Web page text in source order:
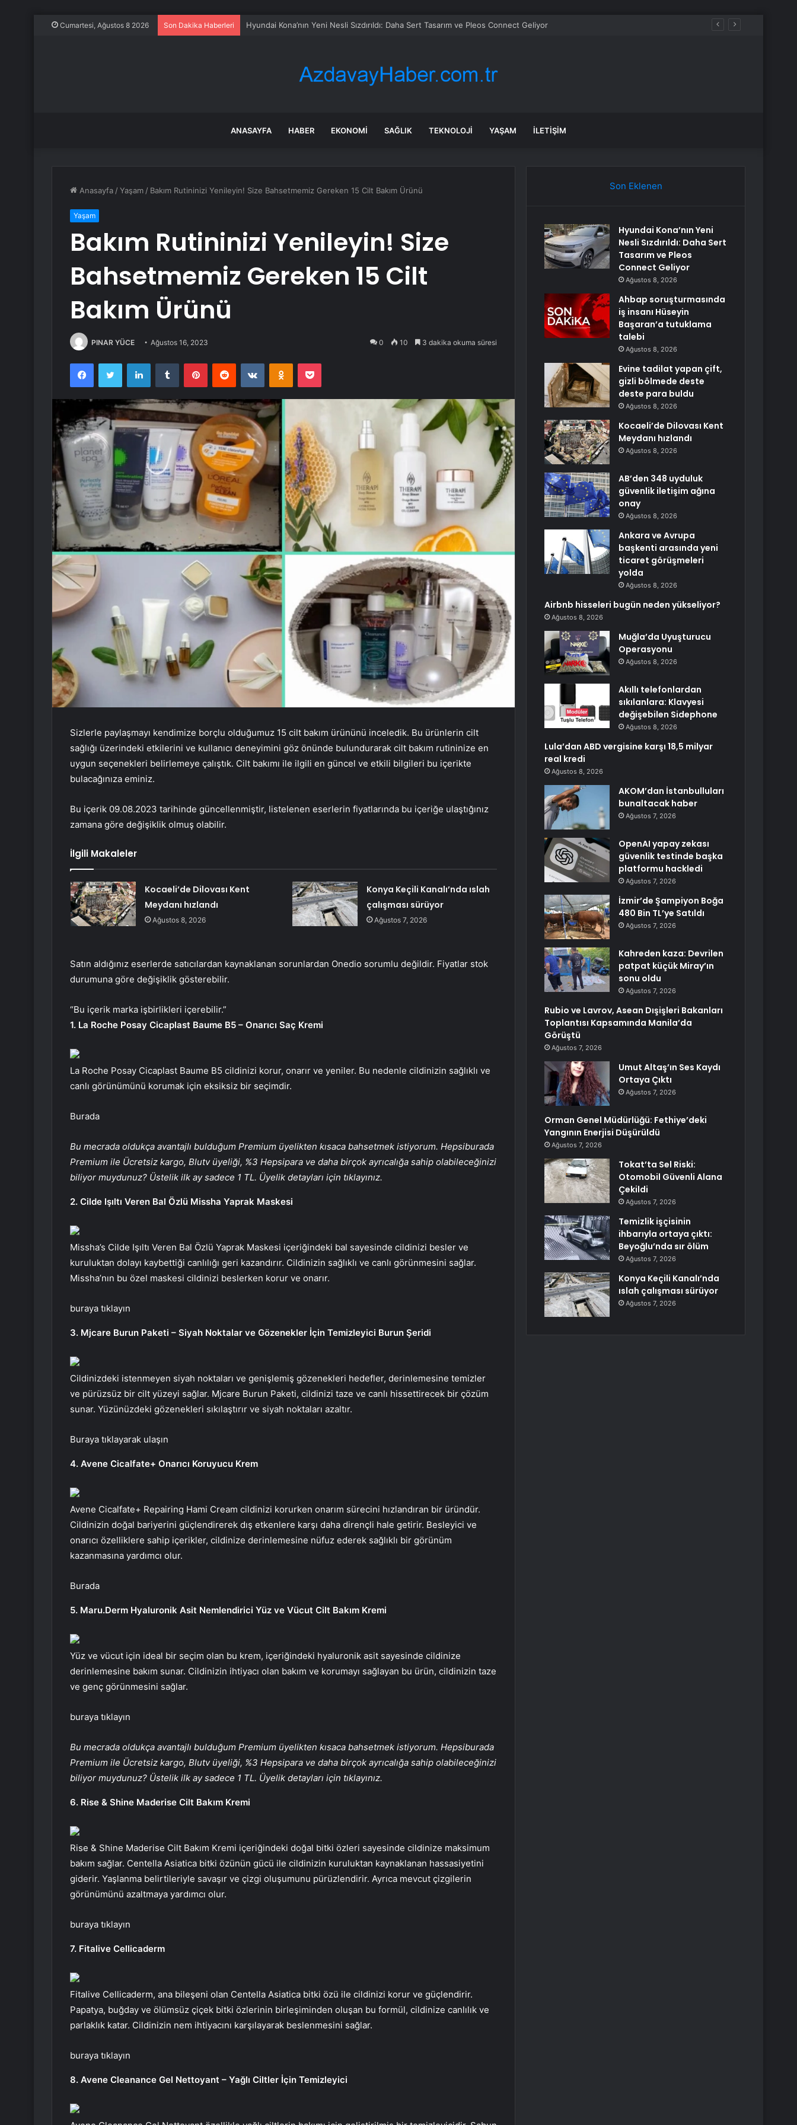
Cumartesi, Ağustos 8 2026 Son Dakika Haberleri Ahbap soruşturmasında iş insanı Hüseyin Başaran’a tutuklama talebi
ANASAYFA HABER EKONOMI SAĞLIK TEKNOLOJI YAŞAM İLETIŞIM
Anasayfa /Yaşam / Bakım Rutininizi Yenileyin! Size Bahsetmemiz Gereken 15 Cilt Bakım Ürünü
Yaşam
Bakım Rutininizi Yenileyin! Size
Bahsetmemiz Gereken 15 Cilt
Bakım Ürünü
PINAR YÜCE Ağustos 16, 2023 0 10 3 dakika okuma süresi
FacebookTwitter LinkedInTumblr PinterestReddit VKontakteOdnoklassniki
Pocket
Sizlerle paylaşmayı kendimize borçlu olduğumuz 15 cilt bakım ürününü inceledik. Bu ürünlerin cilt
sağlığı üzerindeki etkilerini ve kullanıcı deneyimini göz önünde bulundurarak cilt bakım rutininize en
uygun seçenekleri belirlemeye çalıştık. Cilt bakımı ile ilgili en güncel ve etkili bilgileri bu içerikte
bulacağınıza eminiz.
Bu içerik 09.08.2023 tarihinde güncellenmiştir, listelenen eserlerin fiyatlarında bu içeriğe ulaştığınız
zamana göre değişiklik olmuş olabilir.
İlgili Makaleler
Kocaeli’de Dilovası Kent
Meydanı hızlandı
Ağustos 8, 2026
Konya Keçili Kanalı’nda ıslah
çalışması sürüyor
Ağustos 7, 2026
Satın aldığınız eserlerde satıcılardan kaynaklanan sorunlardan Onedio sorumlu değildir. Fiyatlar stok
durumuna göre değişiklik gösterebilir.
“Bu içerik marka işbirlikleri içerebilir.”
1. La Roche Posay Cicaplast Baume B5 – Onarıcı Saç Kremi
La Roche Posay Cicaplast Baume B5 cildinizi korur, onarır ve yeniler. Bu nedenle cildinizin sağlıklı ve
canlı görünümünü korumak için eksiksiz bir seçimdir.
Burada
Bu mecrada oldukça avantajlı bulduğum Premium üyelikten kısaca bahsetmek istiyorum. Hepsiburada
Premium ile Ücretsiz kargo, Blutv üyeliği, %3 Hepsipara ve daha birçok ayrıcalığa sahip olabileceğinizi
biliyor muydunuz? Üstelik ilk ay sadece 1 TL. Üyelik detayları için tıklayınız.
2. Cilde Işıltı Veren Bal Özlü Missha Yaprak Maskesi
Missha’s Cilde Işıltı Veren Bal Özlü Yaprak Maskesi içeriğindeki bal sayesinde cildinizi besler ve
kuruluktan dolayı kaybettiği canlılığı geri kazandırır. Cildinizin sağlıklı ve canlı görünmesini sağlar.
Missha’nın bu özel maskesi cildinizi beslerken korur ve onarır.
buraya tıklayın
3. Mjcare Burun Paketi – Siyah Noktalar ve Gözenekler İçin Temizleyici Burun Şeridi
Cildinizdeki istenmeyen siyah noktaları ve genişlemiş gözenekleri hedefler, derinlemesine temizler
ve pürüzsüz bir cilt yüzeyi sağlar. Mjcare Burun Paketi, cildinizi taze ve canlı hissettirecek bir çözüm
sunar. Yüzünüzdeki gözenekleri sıkılaştırır ve siyah noktaları azaltır.
Buraya tıklayarak ulaşın
4. Avene Cicalfate+ Onarıcı Koruyucu Krem
Avene Cicalfate+ Repairing Hami Cream cildinizi korurken onarım sürecini hızlandıran bir üründür.
Cildinizin doğal bariyerini güçlendirerek dış etkenlere karşı daha dirençli hale getirir. Besleyici ve
onarıcı özelliklere sahip içerikler, cildinize derinlemesine nüfuz ederek sağlıklı bir görünüm
kazanmasına yardımcı olur.
Burada
5. Maru.Derm Hyaluronik Asit Nemlendirici Yüz ve Vücut Cilt Bakım Kremi
Yüz ve vücut için ideal bir seçim olan bu krem, içeriğindeki hyaluronik asit sayesinde cildinize
derinlemesine bakım sunar. Cildinizin ihtiyacı olan bakım ve korumayı sağlayan bu ürün, cildinizin taze
ve genç görünmesini sağlar.
buraya tıklayın
Bu mecrada oldukça avantajlı bulduğum Premium üyelikten kısaca bahsetmek istiyorum. Hepsiburada
Premium ile Ücretsiz kargo, Blutv üyeliği, %3 Hepsipara ve daha birçok ayrıcalığa sahip olabileceğinizi
biliyor muydunuz? Üstelik ilk ay sadece 1 TL. Üyelik detayları için tıklayınız.
6. Rise & Shine Maderise Cilt Bakım Kremi
Rise & Shine Maderise Cilt Bakım Kremi içeriğindeki doğal bitki özleri sayesinde cildinize maksimum
bakım sağlar. Centella Asiatica bitki özünün gücü ile cildinizin kuruluktan kaynaklanan hassasiyetini
giderir. Yaşlanma belirtileriyle savaşır ve çizgi oluşumunu pürüzlendirir. Ayrıca mevcut çizgilerin
görünümünü azaltmaya yardımcı olur.
buraya tıklayın
7. Fitalive Cellicaderm
Fitalive Cellicaderm, ana bileşeni olan Centella Asiatica bitki özü ile cildinizi korur ve güçlendirir.
Papatya, buğday ve ölümsüz çiçek bitki özlerinin birleşiminden oluşan bu formül, cildinize canlılık ve
parlaklık katar. Cildinizin nem ihtiyacını karşılayarak beslenmesini sağlar.
buraya tıklayın
8. Avene Cleanance Gel Nettoyant – Yağlı Ciltler İçin Temizleyici
Son Eklenen
Hyundai Kona’nın Yeni
Nesli Sızdırıldı: Daha Sert
Tasarım ve Pleos
Connect Geliyor
Ağustos 8, 2026
Ahbap soruşturmasında
iş insanı Hüseyin
Başaran’a tutuklama
talebi
Ağustos 8, 2026
Evine tadilat yapan çift,
gizli bölmede deste
deste para buldu
Ağustos 8, 2026
Kocaeli’de Dilovası Kent
Meydanı hızlandı
Ağustos 8, 2026
AB’den 348 uyduluk
güvenlik iletişim ağına
onay
Ağustos 8, 2026
Ankara ve Avrupa
başkenti arasında yeni
ticaret görüşmeleri
yolda
Ağustos 8, 2026
Airbnb hisseleri bugün neden yükseliyor?
Ağustos 8, 2026
Muğla’da Uyuşturucu
Operasyonu
Ağustos 8, 2026
Akıllı telefonlardan
sıkılanlara: Klavyesi
değişebilen Sidephone
Ağustos 8, 2026
Lula’dan ABD vergisine karşı 18,5 milyar
real kredi
Ağustos 8, 2026
AKOM’dan İstanbulluları
bunaltacak haber
Ağustos 7, 2026
OpenAI yapay zekası
güvenlik testinde başka
platformu hackledi
Ağustos 7, 2026
İzmir’de Şampiyon Boğa
480 Bin TL’ye Satıldı
Ağustos 7, 2026
Kahreden kaza: Devrilen
patpat küçük Miray’ın
sonu oldu
Ağustos 7, 2026
Rubio ve Lavrov, Asean Dışişleri Bakanları
Toplantısı Kapsamında Manila’da
Görüştü
Ağustos 7, 2026
Umut Altaş’ın Ses Kaydı
Ortaya Çıktı
Ağustos 7, 2026
Orman Genel Müdürlüğü: Fethiye’deki
Yangının Enerjisi Düşürüldü
Ağustos 7, 2026
Tokat’ta Sel Riski:
Otomobil Güvenli Alana
Çekildi
Ağustos 7, 2026
Temizlik işçisinin
ihbarıyla ortaya çıktı:
Beyoğlu’nda sır ölüm
Ağustos 7, 2026
Konya Keçili Kanalı’nda
ıslah çalışması sürüyor
Ağustos 7, 2026